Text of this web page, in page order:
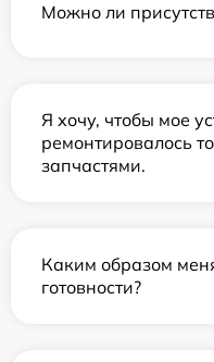
Можно ли
Я хочу, чтобы мое
ремонтировалось
запчастями.
Каким образом
готовности?